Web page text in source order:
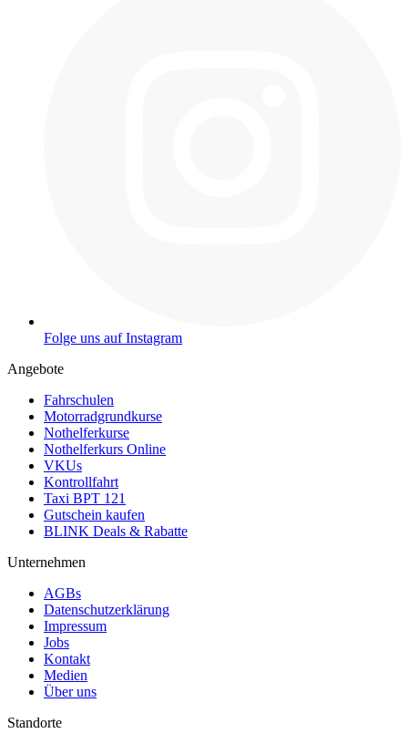
Folge uns auf Instagram
Angebote
Fahrschulen
Motorradgrundkurse
Nothelferkurse
Nothelferkurs Online
VKUs
Kontrollfahrt
Taxi BPT 121
Gutschein kaufen
BLINK Deals & Rabatte
Unternehmen
AGBs
Datenschutzerklärung
Impressum
Jobs
Kontakt
Medien
Über uns
Standorte